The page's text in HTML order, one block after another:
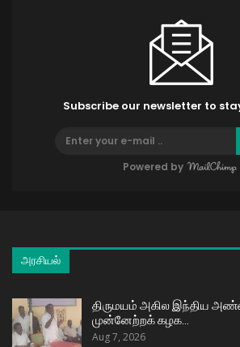
Subscribe our newsletter to
Powered by
அரசியல்
திருமயம் அகில இந்திய
முன்னேற்றக் கழக…
Aug 7, 2026